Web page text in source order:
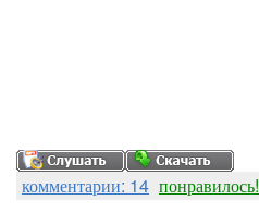
комментарии: 14 понравилось!